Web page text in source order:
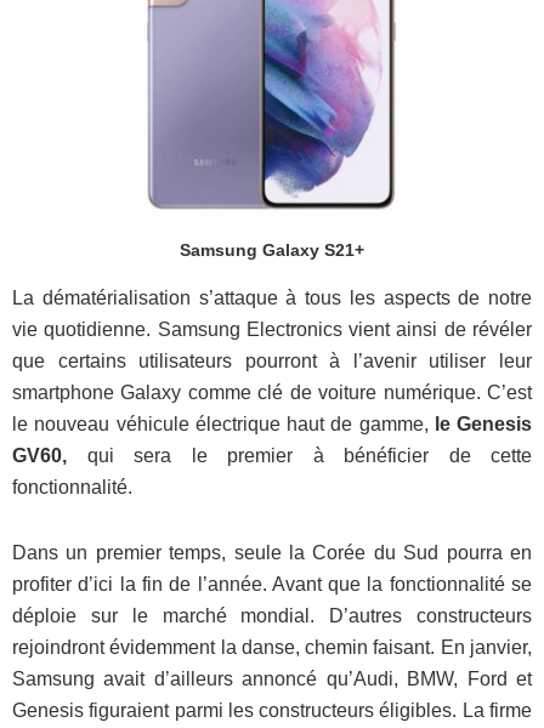
Samsung Galaxy S21+
La dématérialisation s’attaque à tous les aspects de notre
vie quotidienne. Samsung Electronics vient ainsi de révéler
que certains utilisateurs pourront à l’avenir utiliser leur
smartphone Galaxy comme clé de voiture numérique. C’est
le nouveau véhicule électrique haut de gamme, le Genesis
GV60, qui sera le premier à bénéficier de cette
fonctionnalité.
Dans un premier temps, seule la Corée du Sud pourra en
profiter d’ici la fin de l’année. Avant que la fonctionnalité se
déploie sur le marché mondial. D’autres constructeurs
rejoindront évidemment la danse, chemin faisant. En janvier,
Samsung avait d’ailleurs annoncé qu’Audi, BMW, Ford et
Genesis figuraient parmi les constructeurs éligibles. La firme